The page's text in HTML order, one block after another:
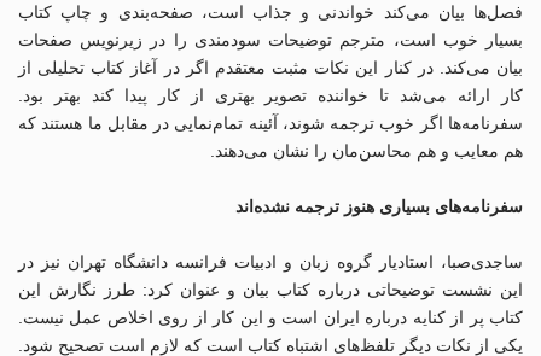
فصل‌ها بیان می‌کند خواندنی و جذاب است، صفحه‌بندی و چاپ کتاب
بسیار خوب است، مترجم توضیحات سودمندی را در زیرنویس‌ صفحات
بیان می‌کند. در کنار این نکات مثبت معتقدم اگر در آغاز کتاب تحلیلی از
کار ارائه می‌شد تا خواننده تصویر بهتری از کار پیدا کند بهتر بود.
سفرنامه‌ها اگر خوب ترجمه شوند، آئینه تمام‌نمایی در مقابل ما هستند که
هم معایب و هم محاسن‌مان را نشان می‌دهند.
سفرنامه‌های بسیاری هنوز ترجمه نشده‌اند
ساجدی‌صبا، استادیار گروه زبان و ادبیات فرانسه دانشگاه تهران نیز در
این نشست توضیحاتی درباره کتاب بیان و عنوان کرد: طرز نگارش این
کتاب پر از کنایه درباره ایران است و این کار از روی اخلاص عمل نیست.
یکی از نکات دیگر تلفظ‌های اشتباه کتاب است که لازم است تصحیح شود.